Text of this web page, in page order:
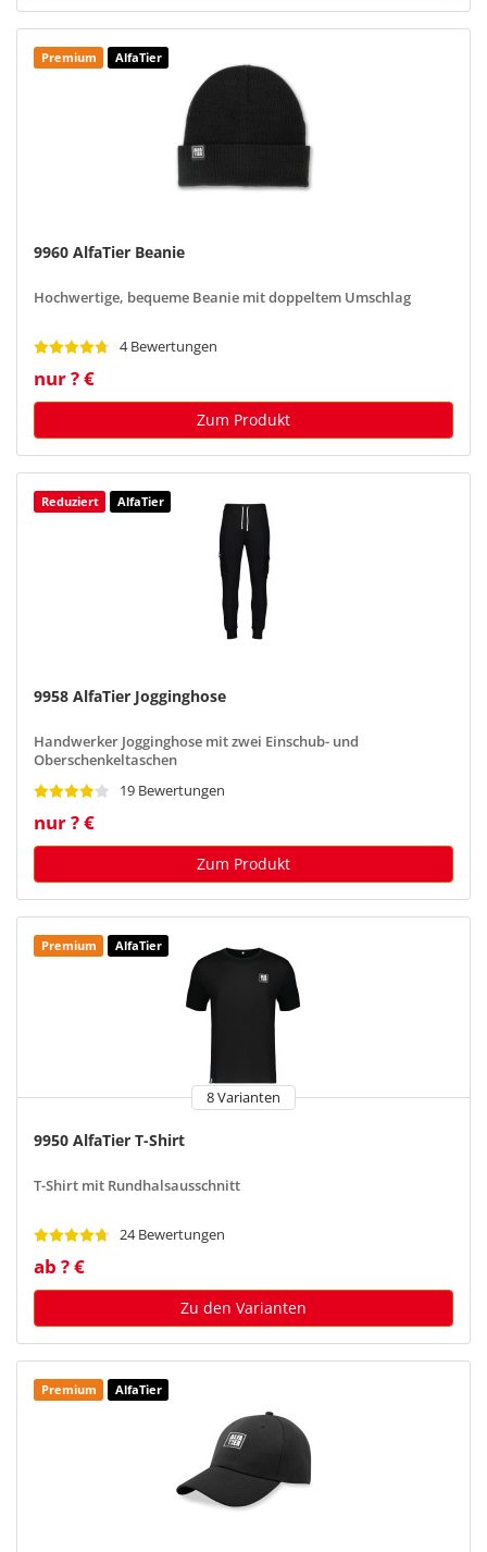
Premium AlfaTier
9960 AlfaTier Beanie
Hochwertige, bequeme Beanie mit doppeltem Umschlag
4 Bewertungen
nur ? €
Zum Produkt
Reduziert AlfaTier
9958 AlfaTier Jogginghose
Handwerker Jogginghose mit zwei Einschub- und
Oberschenkeltaschen
19 Bewertungen
nur ? €
Zum Produkt
Premium AlfaTier
8 Varianten
9950 AlfaTier T-Shirt
T-Shirt mit Rundhalsausschnitt
24 Bewertungen
ab ? €
Zu den Varianten
Premium AlfaTier